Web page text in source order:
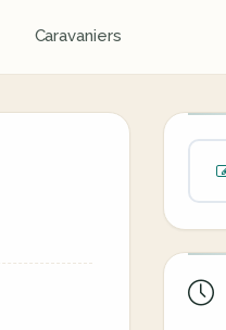
Caravaniers